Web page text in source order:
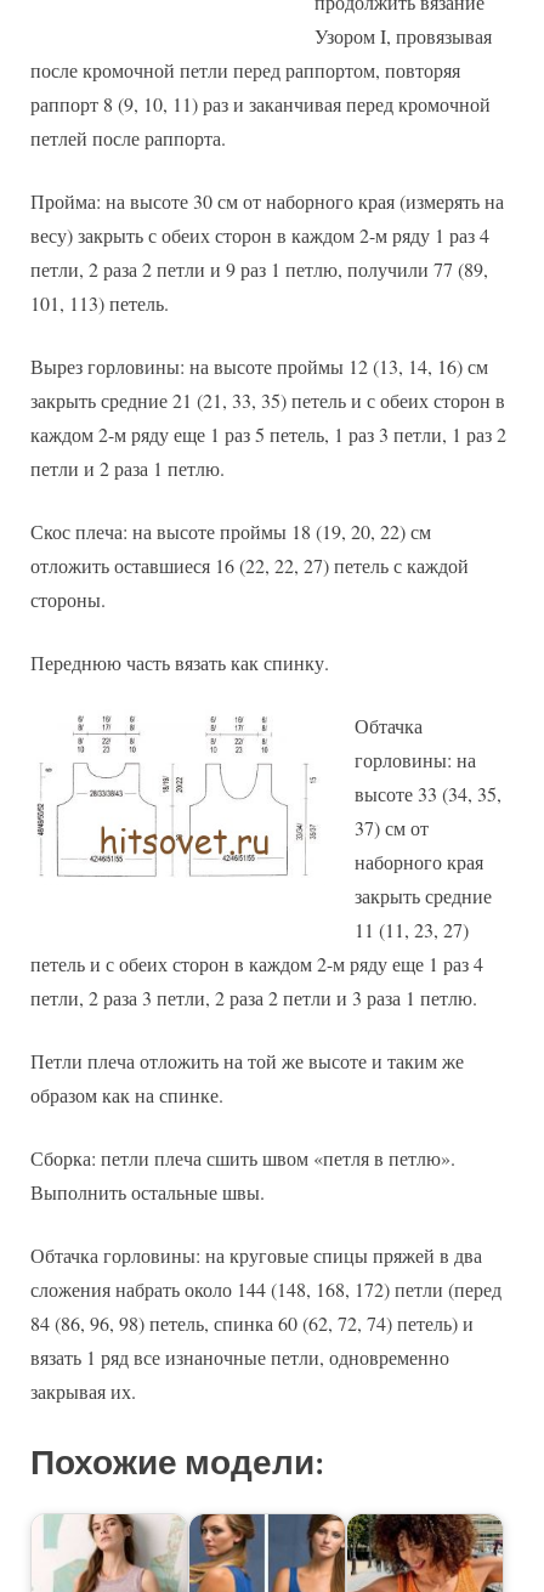
Узором I, провязывая
после кромочной петли перед раппортом, повторяя
раппорт 8 (9, 10, 11) раз и заканчивая перед кромочной
петлей после раппорта.
Пройма: на высоте 30 см от наборного края (измерять на
весу) закрыть с обеих сторон в каждом 2-м ряду 1 раз 4
петли, 2 раза 2 петли и 9 раз 1 петлю, получили 77 (89,
101, 113) петель.
Вырез горловины: на высоте проймы 12 (13, 14, 16) см
закрыть средние 21 (21, 33, 35) петель и с обеих сторон в
каждом 2-м ряду еще 1 раз 5 петель, 1 раз 3 петли, 1 раз 2
петли и 2 раза 1 петлю.
Скос плеча: на высоте проймы 18 (19, 20, 22) см
отложить оставшиеся 16 (22, 22, 27) петель с каждой
стороны.
Переднюю часть вязать как спинку.
Обтачка
горловины: на
высоте 33 (34, 35,
37) см от
наборного края
закрыть средние
11 (11, 23, 27)
петель и с обеих сторон в каждом 2-м ряду еще 1 раз 4
петли, 2 раза 3 петли, 2 раза 2 петли и 3 раза 1 петлю.
Петли плеча отложить на той же высоте и таким же
образом как на спинке.
Сборка: петли плеча сшить швом «петля в петлю».
Выполнить остальные швы.
Обтачка горловины: на круговые спицы пряжей в два
сложения набрать около 144 (148, 168, 172) петли (перед
84 (86, 96, 98) петель, спинка 60 (62, 72, 74) петель) и
вязать 1 ряд все изнаночные петли, одновременно
закрывая их.
Похожие модели: